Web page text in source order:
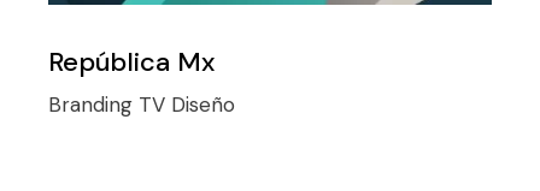
República Mx
Branding TV Diseño